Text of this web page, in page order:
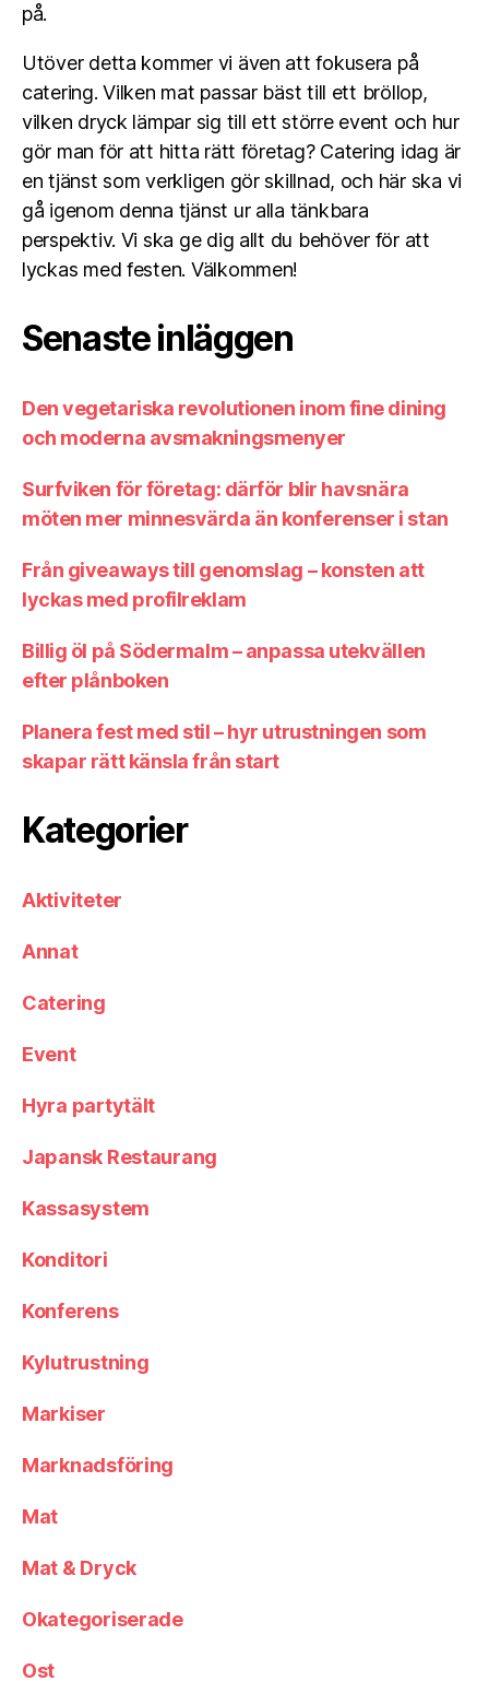
på.
Utöver detta kommer vi även att fokusera på
catering. Vilken mat passar bäst till ett bröllop,
vilken dryck lämpar sig till ett större event och hur
gör man för att hitta rätt företag? Catering idag är
en tjänst som verkligen gör skillnad, och här ska vi
gå igenom denna tjänst ur alla tänkbara
perspektiv. Vi ska ge dig allt du behöver för att
lyckas med festen. Välkommen!
Senaste inläggen
Den vegetariska revolutionen inom fine dining
och moderna avsmakningsmenyer
Surfviken för företag: därför blir havsnära
möten mer minnesvärda än konferenser i stan
Från giveaways till genomslag – konsten att
lyckas med profilreklam
Billig öl på Södermalm – anpassa utekvällen
efter plånboken
Planera fest med stil – hyr utrustningen som
skapar rätt känsla från start
Kategorier
Aktiviteter
Annat
Catering
Event
Hyra partytält
Japansk Restaurang
Kassasystem
Konditori
Konferens
Kylutrustning
Markiser
Marknadsföring
Mat
Mat & Dryck
Okategoriserade
Ost